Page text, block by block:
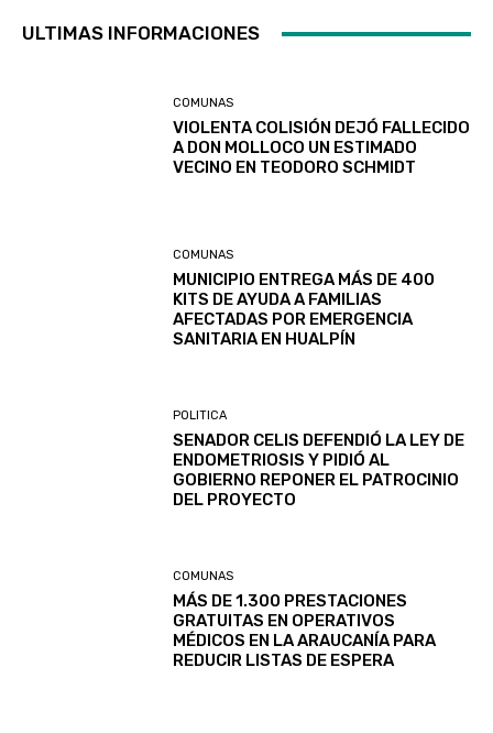
ULTIMAS INFORMACIONES
COMUNAS
VIOLENTA COLISIÓN DEJÓ FALLECIDO
A DON MOLLOCO UN ESTIMADO
VECINO EN TEODORO SCHMIDT
COMUNAS
MUNICIPIO ENTREGA MÁS DE 400
KITS DE AYUDA A FAMILIAS
AFECTADAS POR EMERGENCIA
SANITARIA EN HUALPÍN
POLITICA
SENADOR CELIS DEFENDIÓ LA LEY DE
ENDOMETRIOSIS Y PIDIÓ AL
GOBIERNO REPONER EL PATROCINIO
DEL PROYECTO
COMUNAS
MÁS DE 1.300 PRESTACIONES
GRATUITAS EN OPERATIVOS
MÉDICOS EN LA ARAUCANÍA PARA
REDUCIR LISTAS DE ESPERA